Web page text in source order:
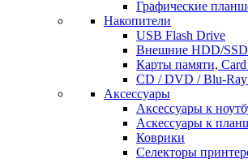
Графические
Накопители
USB Flash Drive
Внешние HDD/SSD
Карты памяти, Card
CD / DVD / Blu-Ray
Аксессуары
Аксессуары к
Аскессуары к
Коврики
Селекторы